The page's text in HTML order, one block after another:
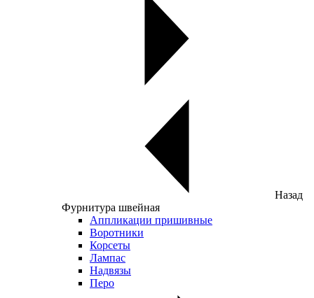
Назад
Фурнитура швейная
Аппликации пришивные
Воротники
Корсеты
Лампас
Надвязы
Перо